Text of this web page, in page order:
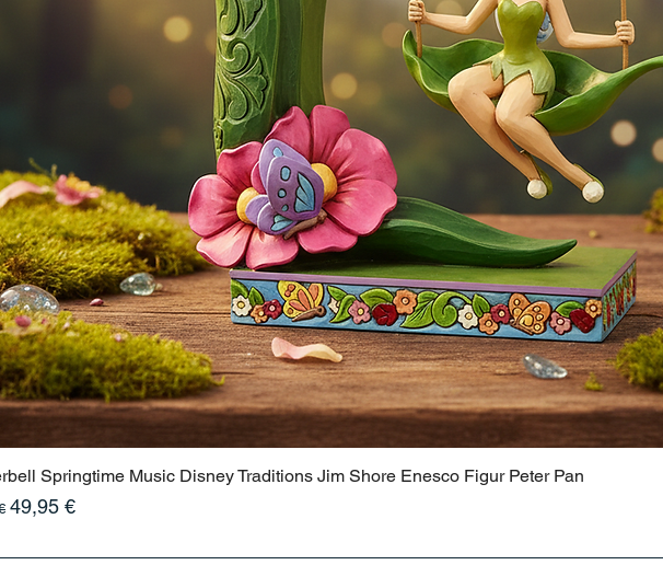
Springtime Music Disney Traditions Jim Shore Enesco Figur Peter Pan
Prix promotionnel
49,95 €